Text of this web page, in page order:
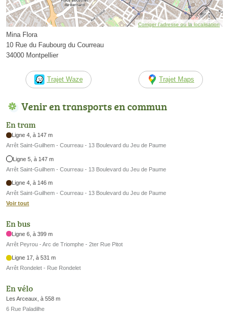
Corriger l’adresse ou la localisation
Mina Flora
10 Rue du Faubourg du Courreau
34000 Montpellier
Trajet Waze Trajet Maps
Venir en transports en commun
En tram
Ligne 4, à 147 m
Arrêt Saint-Guilhem - Courreau - 13 Boulevard du Jeu de Paume
Ligne 5, à 147 m
Arrêt Saint-Guilhem - Courreau - 13 Boulevard du Jeu de Paume
Ligne 4, à 146 m
Arrêt Saint-Guilhem - Courreau - 13 Boulevard du Jeu de Paume
Voir tout
En bus
Ligne 6, à 399 m
Arrêt Peyrou - Arc de Triomphe - 2ter Rue Pitot
Ligne 17, à 531 m
Arrêt Rondelet - Rue Rondelet
En vélo
Les Arceaux, à 558 m
6 Rue Paladilhe